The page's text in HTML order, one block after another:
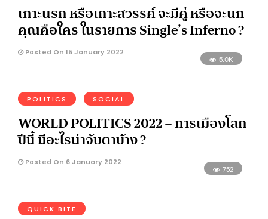
เกาะนรก หรือเกาะสวรรค์ จะมีคู่ หรือจะนก
คุณคือใคร ในรายการ Single’s Inferno ?
Posted On 15 January 2022
5.0K
POLITICS SOCIAL
WORLD POLITICS 2022 – การเมืองโลก
ปีนี้ มีอะไรน่าจับตาบ้าง ?
Posted On 6 January 2022
752
QUICK BITE